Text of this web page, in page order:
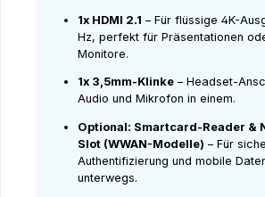
1x HDMI 2.1 – Für flüssige 4K-
Hz, perfekt für Präsentationen
Monitore.
1x 3,5mm-Klinke– Headset-
Audio und Mikrofon in einem.
Optional: Smartcard-Reader &
Slot (WWAN-Modelle) – Für
Authentifizierung und mobile
unterwegs.